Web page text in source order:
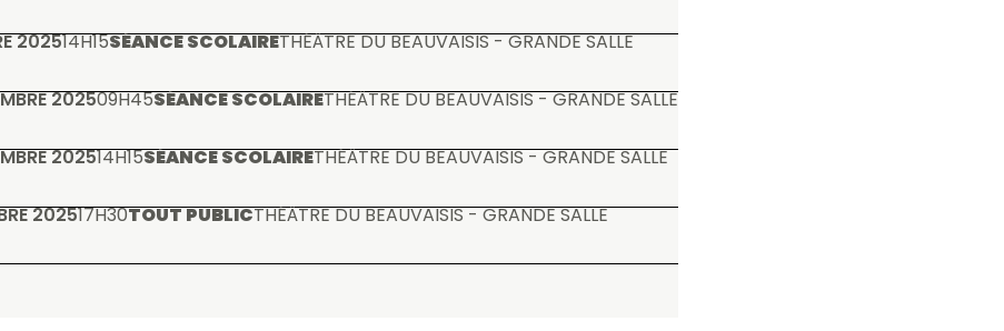
202514H15SÉANCE SCOLAIRETHÉÂTRE DU BEAUVAISIS - GRANDE SALLE
202509H45SÉANCE SCOLAIRETHÉÂTRE DU BEAUVAISIS - GRANDE SALLE
202514H15SÉANCE SCOLAIRETHÉÂTRE DU BEAUVAISIS - GRANDE SALLE
202517H30TOUT PUBLICTHÉÂTRE DU BEAUVAISIS - GRANDE SALLE